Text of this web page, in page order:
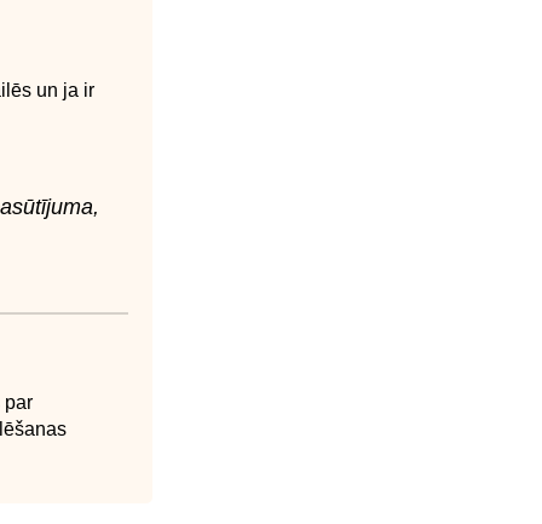
un ja ir
par